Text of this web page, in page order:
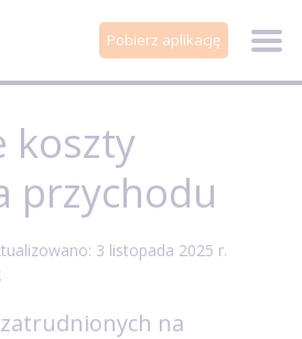
Pobierz aplikację
koszty
przychodu
3 listopada 2025 r.
na